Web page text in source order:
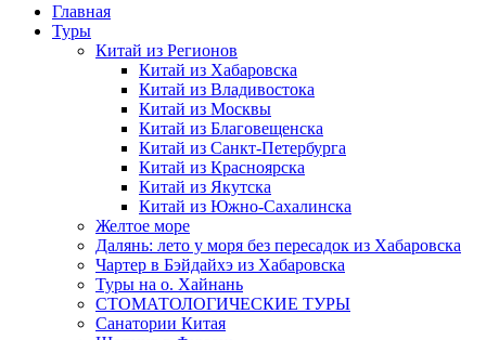
Главная
Туры
Китай из Регионов
Китай из Хабаровска
Китай из Владивостока
Китай из Москвы
Китай из Благовещенска
Китай из Санкт-Петербурга
Китай из Красноярска
Китай из Якутска
Китай из Южно-Сахалинска
Желтое море
Далянь: лето у моря без пересадок из Хабаровска
Чартер в Бэйдайхэ из Хабаровска
Туры на о. Хайнань
СТОМАТОЛОГИЧЕСКИЕ ТУРЫ
Санатории Китая